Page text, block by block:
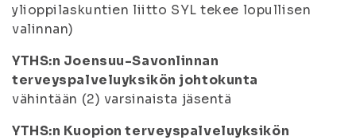
ylioppilaskuntien liitto SYL tekee lopullisen
valinnan)
YTHS:n Joensuu-Savonlinnan
terveyspalveluyksikön johtokunta
vähintään (2) varsinaista jäsentä
YTHS:n Kuopion terveyspalveluyksikön